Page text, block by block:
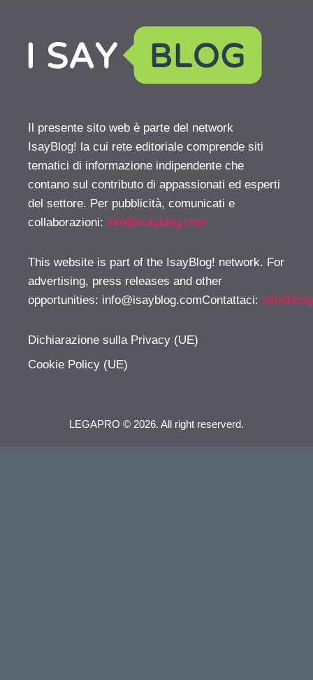
Il presente sito web è parte del network
IsayBlog! la cui rete editoriale comprende siti
tematici di informazione indipendente che
contano sul contributo di appassionati ed esperti
del settore. Per pubblicità, comunicati e
collaborazioni: info@isayblog.com
This website is part of the IsayBlog! network. For
advertising, press releases and other
opportunities: info@isayblog.comContattaci:
Dichiarazione sulla Privacy (UE)
Cookie Policy (UE)
LEGAPRO © 2026. All right reserverd.